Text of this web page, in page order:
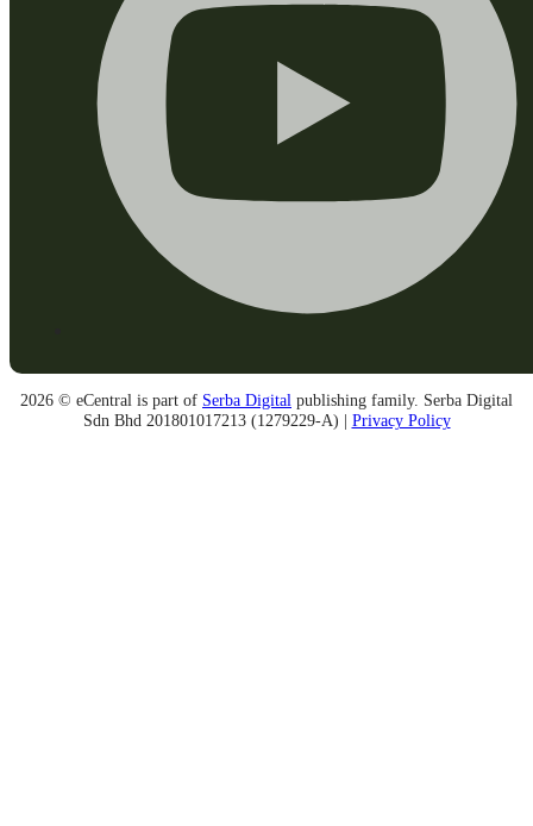
2026 © eCentral is part of Serba Digital publishing family. Serba Digital
Sdn Bhd 201801017213 (1279229-A) | Privacy Policy